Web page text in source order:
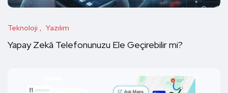
Teknoloji Yazılım
Yapay Zekâ Telefonunuzu Ele Geçirebilir mi?